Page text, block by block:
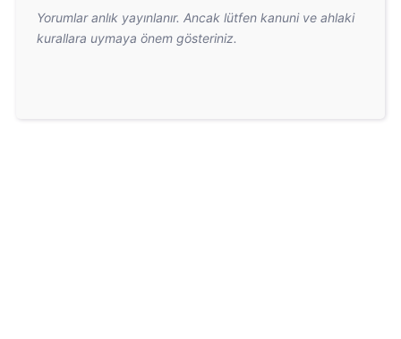
Yorumlar anlık yayınlanır. Ancak lütfen kanuni ve ahlaki
kurallara uymaya önem gösteriniz.